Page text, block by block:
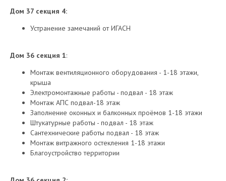
Дом 37 секция 4:
Устранение замечаний от ИГАСН
Дом 36 секция 1:
Монтаж вентиляционного оборудования - 1-18 этажи,
крыша
Электромонтажные работы - подвал - 18 этаж
Монтаж АПС подвал-18 этаж
Заполнение оконных и балконных проёмов 1-18 этажи
Штукатурные работы - подвал - 18 этаж
Сантехнические работы подвал - 18 этаж
Монтаж витражного остекления 1-18 этажи
Благоустройство территории